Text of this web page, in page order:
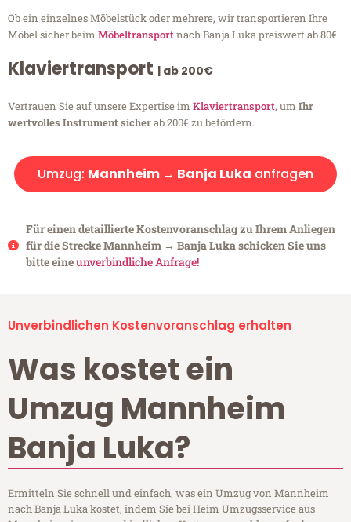
Ob ein einzelnes Möbelstück oder mehrere, wir transportieren Ihre
Möbel sicher beim Möbeltransportnach Banja Luka preiswert ab 80€.
Klaviertransport | ab 200€
Vertrauen Sie auf unsere Expertise im Klaviertransport, um Ihr
wertvolles Instrument sicherab 200€ zu befördern.
Umzug: Mannheim → Banja Luka anfragen
Für einen detaillierte Kostenvoranschlag zu Ihrem Anliegen
für die Strecke Mannheim → Banja Luka schicken Sie uns
bitte eineunverbindliche Anfrage!
Unverbindlichen Kostenvoranschlag erhalten
Was kostet ein
Umzug Mannheim
Banja Luka?
Ermitteln Sie schnell und einfach, was ein Umzug von Mannheim
nach Banja Luka kostet, indem Sie bei Heim Umzugsservice aus